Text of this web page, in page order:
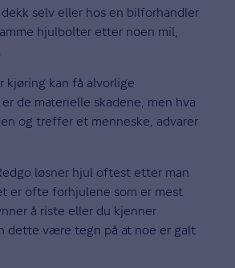
selv eller hos en bilforhandler
hjulbolter etter noen mil,
kjøring kan få alvorlige
de materielle skadene, men hva
og treffer et menneske, advarer
løsner hjul oftest etter man
er ofte forhjulene som er mest
å riste eller du kjenner
dette være tegn på at noe er galt